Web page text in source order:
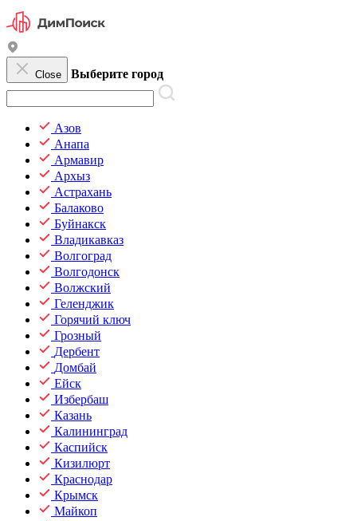
Close Выберите город
Азов
Анапа
Армавир
Архыз
Астрахань
Балаково
Буйнакск
Владикавказ
Волгоград
Волгодонск
Волжский
Геленджик
Горячий ключ
Грозный
Дербент
Домбай
Ейск
Избербаш
Казань
Калининград
Каспийск
Кизилюрт
Краснодар
Крымск
Майкоп